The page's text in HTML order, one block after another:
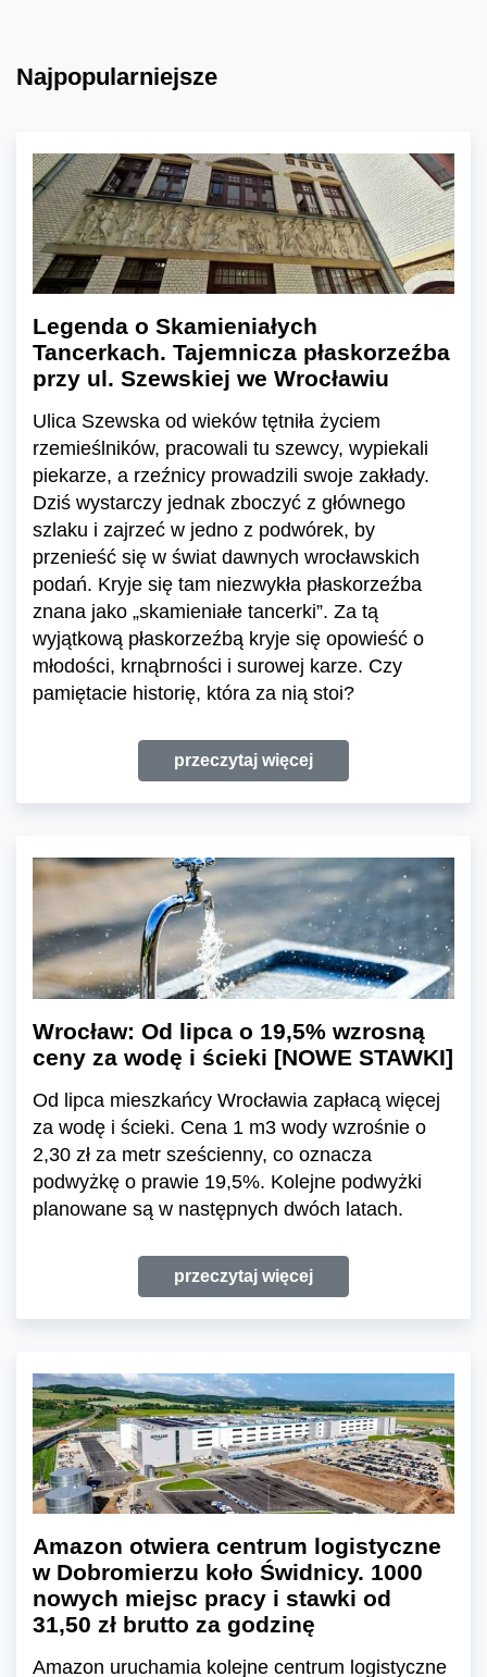
Najpopularniejsze
Legenda o Skamieniałych
Tancerkach. Tajemnicza płaskorzeźba
przy ul. Szewskiej we Wrocławiu
Ulica Szewska od wieków tętniła życiem
rzemieślników, pracowali tu szewcy, wypiekali
piekarze, a rzeźnicy prowadzili swoje zakłady.
Dziś wystarczy jednak zboczyć z głównego
szlaku i zajrzeć w jedno z podwórek, by
przenieść się w świat dawnych wrocławskich
podań. Kryje się tam niezwykła płaskorzeźba
znana jako „skamieniałe tancerki”. Za tą
wyjątkową płaskorzeźbą kryje się opowieść o
młodości, krnąbrności i surowej karze. Czy
pamiętacie historię, która za nią stoi?
przeczytaj więcej
Wrocław: Od lipca o 19,5% wzrosną
ceny za wodę i ścieki [NOWE STAWKI]
Od lipca mieszkańcy Wrocławia zapłacą więcej
za wodę i ścieki. Cena 1 m3 wody wzrośnie o
2,30 zł za metr sześcienny, co oznacza
podwyżkę o prawie 19,5%. Kolejne podwyżki
planowane są w następnych dwóch latach.
przeczytaj więcej
Amazon otwiera centrum logistyczne
w Dobromierzu koło Świdnicy. 1000
nowych miejsc pracy i stawki od
31,50 zł brutto za godzinę
Amazon uruchamia kolejne centrum logistyczne